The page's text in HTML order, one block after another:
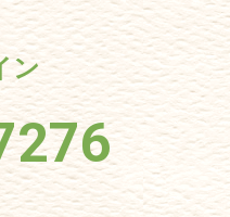
ン